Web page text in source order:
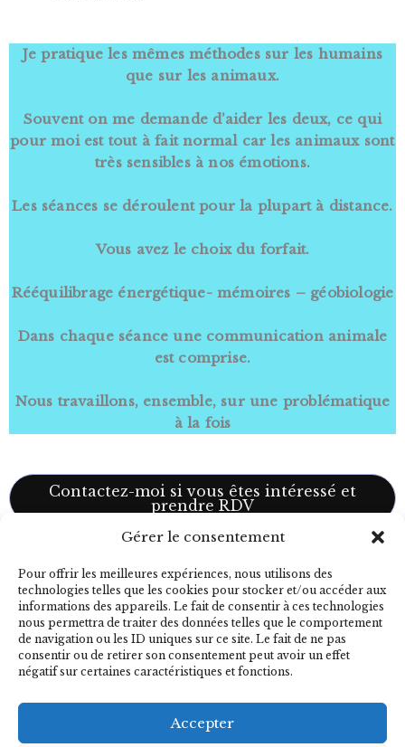
Gérer le consentement
Pour offrir les meilleures expériences, nous utilisons des
technologies telles que les cookies pour stocker et/ou accéder aux
informations des appareils. Le fait de consentir à ces technologies
nous permettra de traiter des données telles que le comportement
de navigation ou les ID uniques sur ce site. Le fait de ne pas
consentir ou de retirer son consentement peut avoir un effet
négatif sur certaines caractéristiques et fonctions.
Accepter
Je pratique les mêmes méthodes sur les humains
que sur les animaux.
Souvent on me demande d’aider les deux, ce qui
pour moi est tout à fait normal car les animaux sont
très sensibles à nos émotions.
Les séances se déroulent pour la plupart à distance.
Vous avez le choix du forfait.
Rééquilibrage énergétique- mémoires – géobiologie
Dans chaque séance une communication animale
est comprise.
Nous travaillons, ensemble, sur une problématique
à la fois
Contactez-moi si vous êtes intéressé et
prendre RDV
Conditions de vente
Politique de Cookies
FAQ
Mentions légales
Kristell – Éducatrice canine VAR |
Comportementaliste
Contact